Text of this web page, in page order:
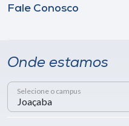
Fale Conosco
Onde estamos
Selecione o campus